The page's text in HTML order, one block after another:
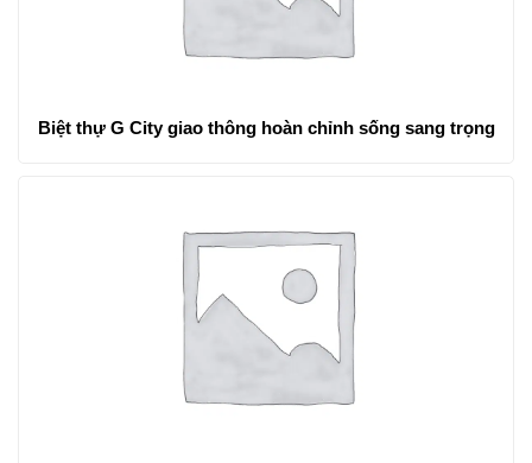
Biệt thự G City giao thông hoàn chỉnh sống sang trọng